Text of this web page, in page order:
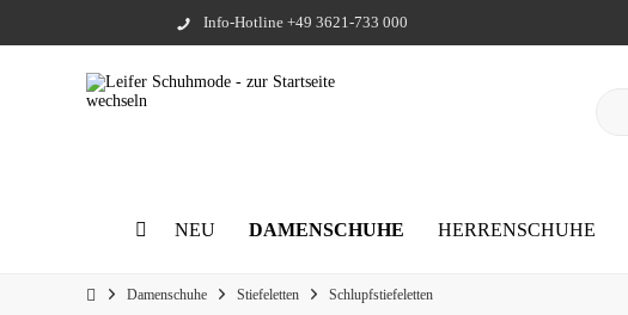
Info-Hotline +49 3621-733 000
NEU DAMENSCHUHE HERRENSCHUHE
Damenschuhe Stiefeletten Schlupfstiefeletten